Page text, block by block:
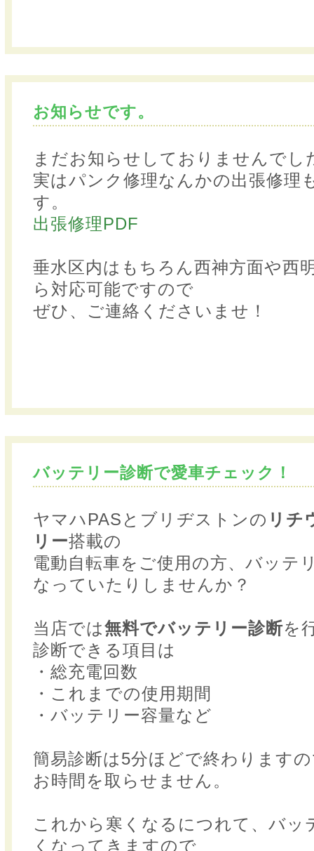
お知らせです。
まだお知らせしておりませんでし
実はパンク修理なんかの出張修理
す。
出張修理PDF
垂水区内はもちろん西神方面や西
ら対応可能ですので
ぜひ、ご連絡くださいませ！
バッテリー診断で愛車チェック！
ヤマハPASとブリヂストンの リチ
リー搭載の
電動自転車をご使用の方、バッテ
なっていたりしませんか？
当店では無料でバッテリー診断を
診断できる項目は
・総充電回数
・これまでの使用期間
・バッテリー容量など
簡易診断は5分ほどで終わります
お時間を取らせません。
これから寒くなるにつれて、バッ
くなってきますので